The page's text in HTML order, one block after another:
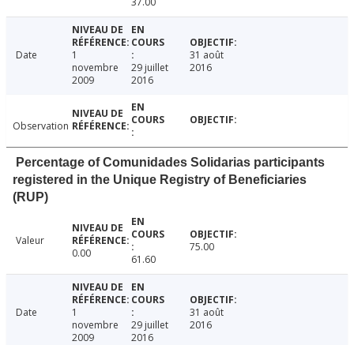
Date
1
novembre
2009
29 juillet
2016
31 août
2016
Observation
Percentage of Comunidades Solidarias participants
registered in the Unique Registry of Beneficiaries
(RUP)
Valeur
0.00
61.60
75.00
Date
1
novembre
2009
29 juillet
2016
31 août
2016